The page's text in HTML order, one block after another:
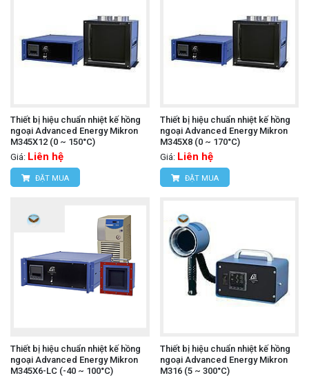
Thiết bị hiệu chuẩn nhiệt kế hồng
ngoại Advanced Energy Mikron
M345X12 (0 ~ 150°C)
Giá: Liên hệ
ĐẶT MUA
Thiết bị hiệu chuẩn nhiệt kế hồng
ngoại Advanced Energy Mikron
M345X8 (0 ~ 170°C)
Giá: Liên hệ
ĐẶT MUA
Thiết bị hiệu chuẩn nhiệt kế hồng
ngoại Advanced Energy Mikron
M345X6-LC (-40 ~ 100°C)
Thiết bị hiệu chuẩn nhiệt kế hồng
ngoại Advanced Energy Mikron
M316 (5 ~ 300°C)